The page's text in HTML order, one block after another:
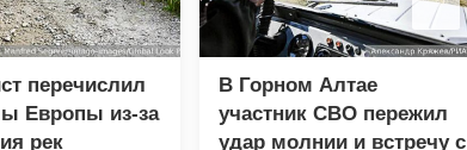
перечислил
Европы из-за
рек
В Горном Алтае
участник СВО пережил
удар молнии и встречу с